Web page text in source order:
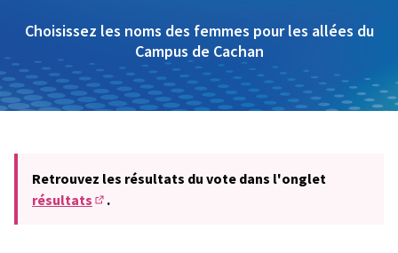
Choisissez les noms des femmes pour les allées du
Campus de Cachan
Retrouvez les résultats du vote dans l'onglet
résultats
.